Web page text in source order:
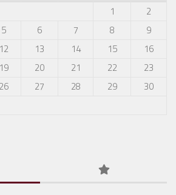
1
2
5 6 7 8
9
12 13 14 15
16
19 20 21 22
23
26 27 28 29
30